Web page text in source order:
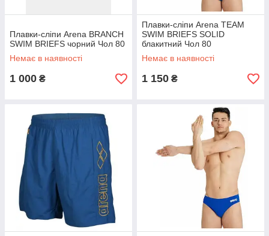
Плавки-сліпи Arena BRANCH
SWIM BRIEFS чорний Чол 80
Немає в наявності
1 000 ₴
Плавки-сліпи Arena TEAM
SWIM BRIEFS SOLID
блакитний Чол 80
Немає в наявності
1 150 ₴